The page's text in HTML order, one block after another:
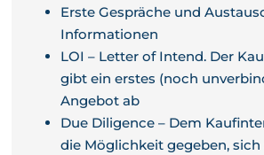
Erste Gespräche und
Informationen
LOI – Letter of Intend. Der
gibt ein erstes (noch
Angebot ab
Due Diligence – Dem
die Möglichkeit gegeben,